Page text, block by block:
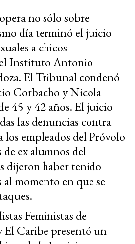
no sólo sobre
día terminó el juicio
a chicos
Instituto Antonio
El Tribunal condenó
Corbacho y Nicola
45 y 42 años. El juicio
las denuncias contra
los empleados del Próvolo
ex alumnos del
dijeron haber tenido
al momento en que se
Feministas de
El Caribe presentó un